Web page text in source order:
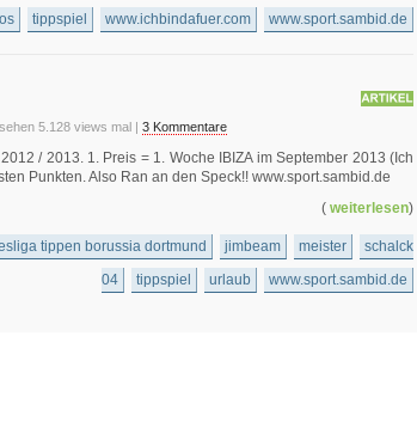
tippspiel www.ichbindafuer.com www.sport.sambid.de
5.128 views mal | 3 Kommentare
/ 2013. 1. Preis = 1. Woche IBIZA im September 2013 (Ich
Punkten. Also Ran an den Speck!! www.sport.sambid.de
( weiterlesen)
tippen borussia dortmund jimbeam meister
schalck
04
tippspiel urlaub www.sport.sambid.de